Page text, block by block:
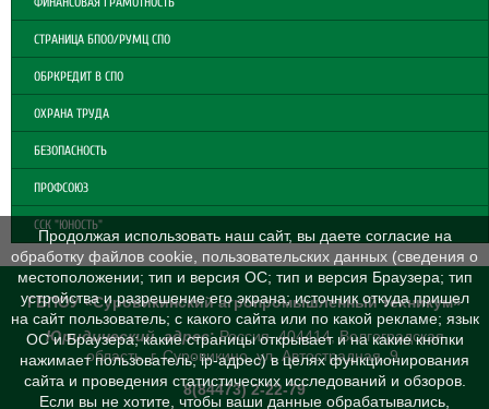
СТРАНИЦА БПОО/РУМЦ СПО
ОБРКРЕДИТ В СПО
ОХРАНА ТРУДА
БЕЗОПАСНОСТЬ
ПРОФСОЮЗ
ССК "ЮНОСТЬ"
ГБПОУ «Суровикинский агропромышленный техникум»
Юридический адрес:Россия, 404414, Волгоградская
область, г. Суровикино, ул. Автострадная, 9
8(84473) 2-22-79
Продолжая использовать наш сайт, вы даете согласие на
обработку файлов cookie, пользовательских данных (сведения о
местоположении; тип и версия ОС; тип и версия Браузера; тип
устройства и разрешение его экрана; источник откуда пришел
на сайт пользователь; с какого сайта или по какой рекламе; язык
ОС и Браузера; какие страницы открывает и на какие кнопки
нажимает пользователь; ip-адрес) в целях функционирования
сайта и проведения статистических исследований и обзоров.
Если вы не хотите, чтобы ваши данные обрабатывались,